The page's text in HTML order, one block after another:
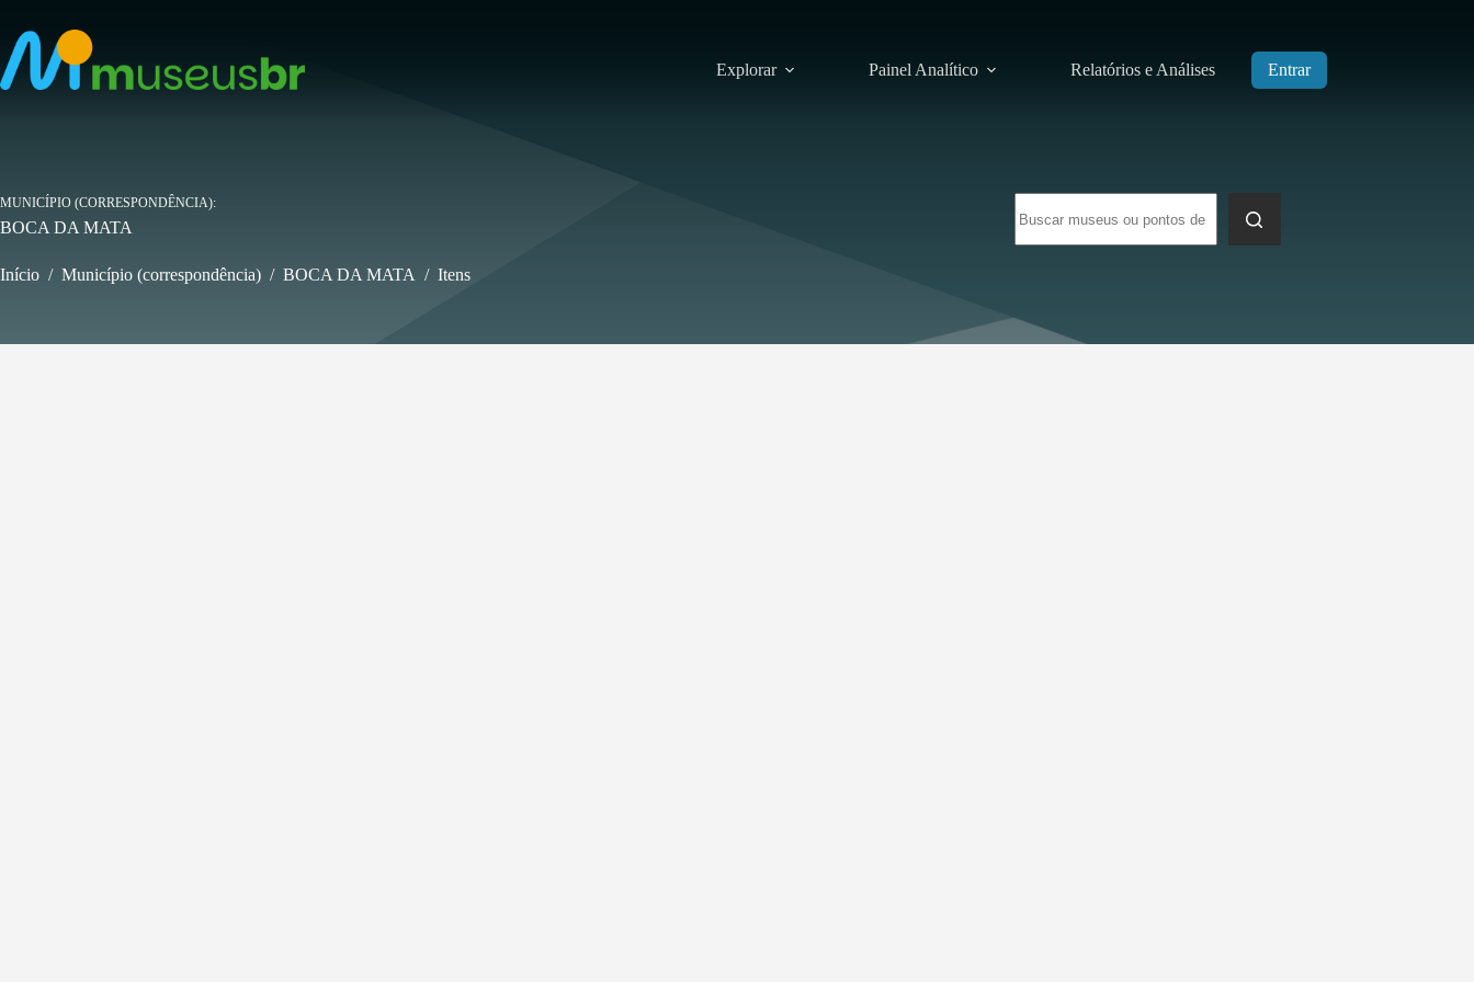
para
conteúdo
Explorar Painel Analítico Relatórios e Análises Entrar
resultados
MUNICÍPIO (CORRESPONDÊNCIA)
BOCA DA MATA
Início / Município (correspondência) / BOCA DA MATA / Itens